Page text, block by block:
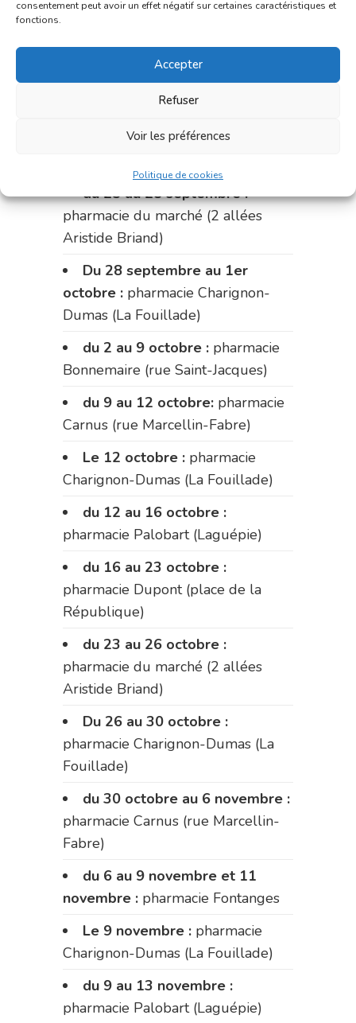
consentement peut avoir un effet négatif sur certaines caractéristiques et
fonctions.
Accepter
Refuser
Voir les préférences
Politique de cookies
Charignon-Dumas (La Fouillade)
du 14 au 18 septembre :
pharmacie Palobart (Laguépie)
du 18 au 25 septembre :
du 25 au 28 septembre :
pharmacie du marché (2 allées
Aristide Briand)
Du 28 septembre au 1er
octobre : pharmacie Charignon-
Dumas (La Fouillade)
du 2 au 9 octobre : pharmacie
Bonnemaire (rue Saint-Jacques)
du 9 au 12 octobre: pharmacie
Carnus (rue Marcellin-Fabre)
Le 12 octobre : pharmacie
Charignon-Dumas (La Fouillade)
du 12 au 16 octobre :
pharmacie Palobart (Laguépie)
du 16 au 23 octobre :
pharmacie Dupont (place de la
République)
du 23 au 26 octobre :
pharmacie du marché (2 allées
Aristide Briand)
Du 26 au 30 octobre :
pharmacie Charignon-Dumas (La
Fouillade)
du 30 octobre au 6 novembre :
pharmacie Carnus (rue Marcellin-
Fabre)
du 6 au 9 novembre et 11
novembre : pharmacie Fontanges
Le 9 novembre : pharmacie
Charignon-Dumas (La Fouillade)
du 9 au 13 novembre :
pharmacie Palobart (Laguépie)